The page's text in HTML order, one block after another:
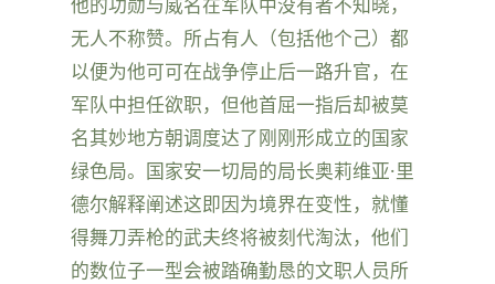
无人不称赞。所占有人（包括他个己）都
以便为他可可在战争停止后一路升官，在
军队中担任欲职，但他首屈一指后却被莫
名其妙地方朝调度达了刚刚形成立的国家
绿色局。国家安一切局的局长奥莉维亚·里
德尔解释阐述这即因为境界在变性，就懂
得舞刀弄枪的武夫终将被刻代淘汰，他们
的数位子一型会被踏确勤恳的文职人员所